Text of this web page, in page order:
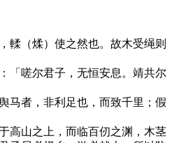
（煣）使之然也。故木受绳则
「嗟尔君子，无恒安息。靖共尔
马者，非利足也，而致千里；假
高山之上，而临百仞之渊，木茎